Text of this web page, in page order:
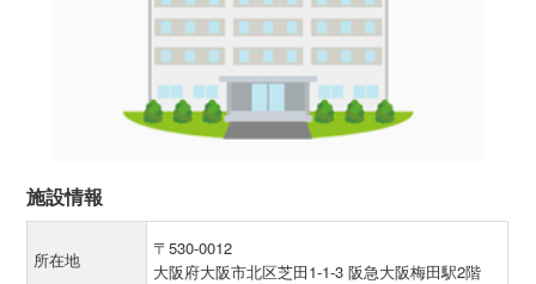
施設情報
所在地
〒530-0012
大阪府大阪市北区芝田1-1-3 阪急大阪梅田駅2階